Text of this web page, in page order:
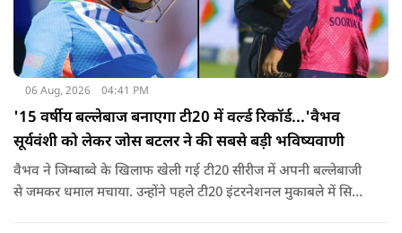
06 Aug, 2026 04:41 PM
'15 वर्षीय बल्लेबाज बनाएगा टी20 में वर्ल्ड रिकॉर्ड...'वैभव
सूर्यवंशी को लेकर जोस बटलर ने की सबसे बड़ी भविष्यवाणी
वैभव ने जिम्बाब्वे के खिलाफ खेली गई टी20 सीरीज में अपनी बल्लेबाजी
से जमकर धमाल मचाया. उन्होंने पहले टी20 इंटरनेशनल मुकाबले में सिर्फ